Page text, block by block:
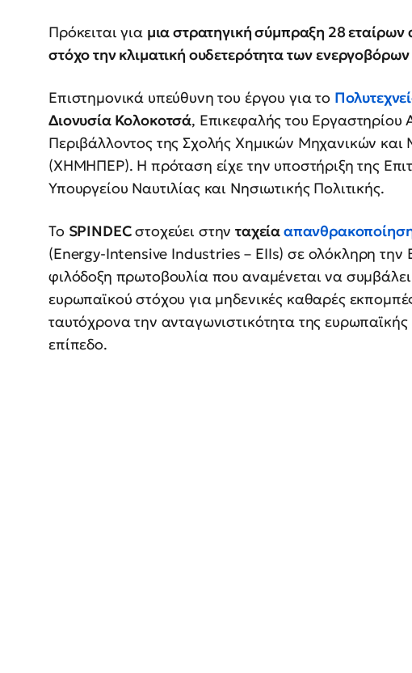
Πρόκειται για μια στρατηγική σύμπραξη 28
στόχο την κλιματική ουδετερότητα των
Επιστημονικά υπεύθυνη του έργου για το
Διονυσία Κολοκοτσά, Επικεφαλής του Εργαστηρίου
Περιβάλλοντος της Σχολής Χημικών Μηχανικών
(ΧΗΜΗΠΕΡ). Η πρόταση είχε την υποστήριξη της
Υπουργείου Ναυτιλίας και Νησιωτικής Πολιτικής.
Το SPINDECστοχεύει στηνταχεία
(Energy-Intensive Industries – EIIs) σε ολόκληρη την
φιλόδοξη πρωτοβουλία που αναμένεται να συμβάλει
ευρωπαϊκού στόχου για μηδενικές καθαρές
ταυτόχρονα την ανταγωνιστικότητα της
επίπεδο.